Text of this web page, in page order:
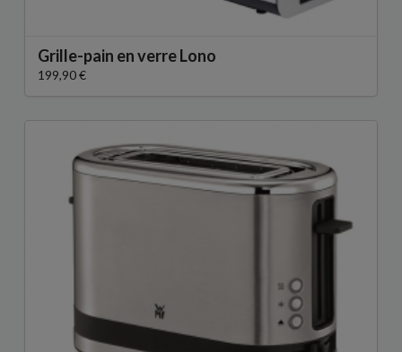
Grille-pain en verre Lono
199,90 €